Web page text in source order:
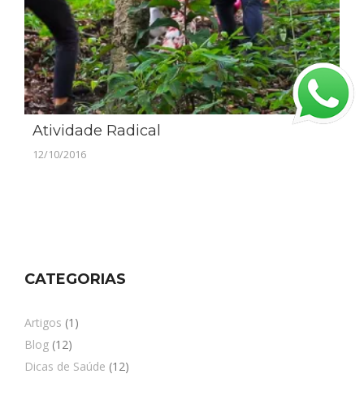
Atividade Radical
12/10/2016
CATEGORIAS
Artigos (1)
Blog (12)
Dicas de Saúde (12)